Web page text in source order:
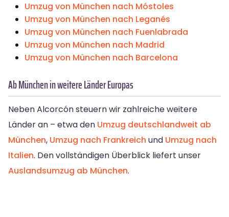
Umzug von München nach Móstoles
Umzug von München nach Leganés
Umzug von München nach Fuenlabrada
Umzug von München nach Madrid
Umzug von München nach Barcelona
Ab München in weitere Länder Europas
Neben Alcorcón steuern wir zahlreiche weitere
Länder an – etwa den Umzug deutschlandweit ab
München, Umzug nach Frankreich und Umzug nach
Italien. Den vollständigen Überblick liefert unser
Auslandsumzug ab München.